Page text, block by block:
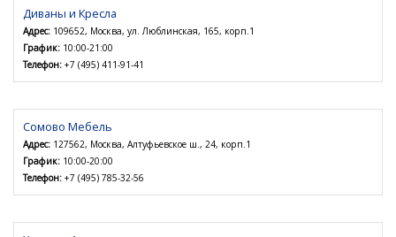
Диваны и Кресла
Адрес: 109652, Москва, ул. Люблинская, 165, корп.1
График: 10:00-21:00
Телефон: +7 (495) 411-91-41
Сомово Мебель
Адрес: 127562, Москва, Алтуфьевское ш., 24, корп.1
График: 10:00-20:00
Телефон: +7 (495) 785-32-56